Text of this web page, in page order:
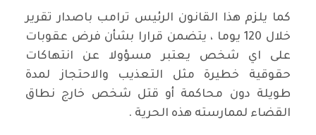
كما يلزم هذا القانون الرئيس ترامب باصدار تقرير
خلال 120 يوما ، يتضمن قرارا بشأن فرض عقوبات
على اي شخص يعتبر مسؤولا عن انتهاكات
حقوقية خطيرة مثل التعذيب والاحتجاز لمدة
طويلة دون محاكمة أو قتل شخص خارج نطاق
القضاء لممارسته هذه الحرية .